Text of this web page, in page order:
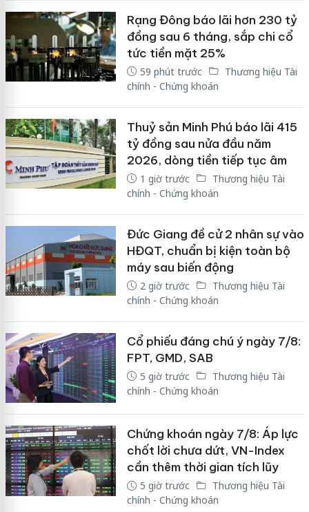
Rạng Đông báo lãi hơn 230 tỷ
đồng sau 6 tháng, sắp chi cổ
tức tiền mặt 25%
59 phút trước
Thương hiệu Tài
chính - Chứng khoán
Thuỷ sản Minh Phú báo lãi 415
tỷ đồng sau nửa đầu năm
2026, dòng tiền tiếp tục âm
1 giờ trước
Thương hiệu Tài
chính - Chứng khoán
Đức Giang đề cử 2 nhân sự vào
HĐQT, chuẩn bị kiện toàn bộ
máy sau biến động
2 giờ trước
Thương hiệu Tài
chính - Chứng khoán
Cổ phiếu đáng chú ý ngày 7/8:
FPT, GMD, SAB
5 giờ trước
Thương hiệu Tài
chính - Chứng khoán
Chứng khoán ngày 7/8: Áp lực
chốt lời chưa dứt, VN-Index
cần thêm thời gian tích lũy
5 giờ trước
Thương hiệu Tài
chính - Chứng khoán